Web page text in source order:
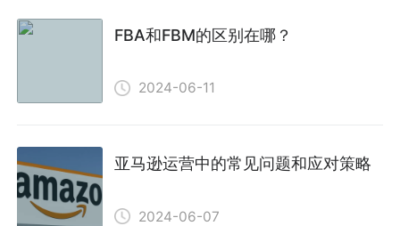
FBA和FBM的区别在哪？
2024-06-11
亚马逊运营中的常见问题和应对策略
2024-06-07